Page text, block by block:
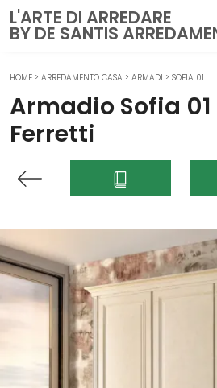
L'ARTE DI ARREDARE
BY DE SANTIS
HOME > ARREDAMENTO CASA > ARMADI > SOFIA 01
Armadio Sofia
Ferretti